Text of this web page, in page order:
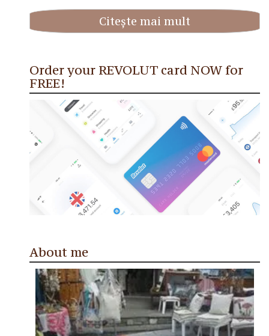
Citește mai mult
Order your REVOLUT card NOW for
FREE!
About me